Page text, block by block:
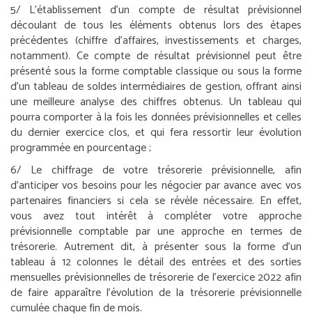
5/ L’établissement d’un compte de résultat prévisionnel
découlant de tous les éléments obtenus lors des étapes
précédentes (chiffre d’affaires, investissements et charges,
notamment). Ce compte de résultat prévisionnel peut être
présenté sous la forme comptable classique ou sous la forme
d’un tableau de soldes intermédiaires de gestion, offrant ainsi
une meilleure analyse des chiffres obtenus. Un tableau qui
pourra comporter à la fois les données prévisionnelles et celles
du dernier exercice clos, et qui fera ressortir leur évolution
programmée en pourcentage ;
6/ Le chiffrage de votre trésorerie prévisionnelle, afin
d’anticiper vos besoins pour les négocier par avance avec vos
partenaires financiers si cela se révèle nécessaire. En effet,
vous avez tout intérêt à compléter votre approche
prévisionnelle comptable par une approche en termes de
trésorerie. Autrement dit, à présenter sous la forme d’un
tableau à 12 colonnes le détail des entrées et des sorties
mensuelles prévisionnelles de trésorerie de l’exercice 2022 afin
de faire apparaître l’évolution de la trésorerie prévisionnelle
cumulée chaque fin de mois.